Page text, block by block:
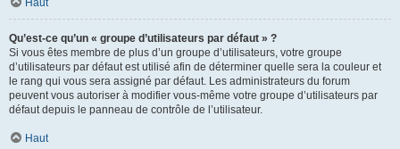
Haut
Qu’est-ce qu’un « groupe d’utilisateurs par défaut » ?
Si vous êtes membre de plus d’un groupe d’utilisateurs, votre groupe
d’utilisateurs par défaut est utilisé afin de déterminer quelle sera la couleur et
le rang qui vous sera assigné par défaut. Les administrateurs du forum
peuvent vous autoriser à modifier vous-même votre groupe d’utilisateurs par
défaut depuis le panneau de contrôle de l’utilisateur.
Haut